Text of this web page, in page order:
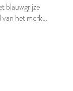
blauwgrijze
van het merk